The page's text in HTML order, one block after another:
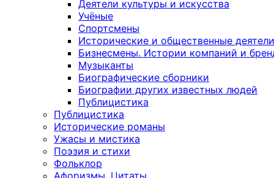
Деятели культуры и искусства
Учёные
Спортсмены
Исторические и общественные деятели
Бизнесмены. Истории компаний и
Музыканты
Биографические сборники
Биографии других известных людей
Публицистика
Публицистика
Исторические романы
Ужасы и мистика
Поэзия и стихи
Фольклор
Афоризмы. Цитаты